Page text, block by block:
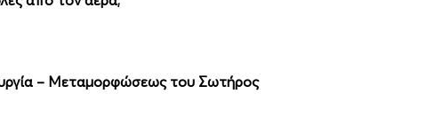
– Μεταμορφώσεως του Σωτήρος